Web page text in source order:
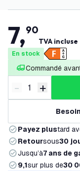
7,90
TVA incluse
En stock
Commandé
Diminuer la
- +
Payez plustard
Retoursous30
Jusqu’à7 ans de
9,1sur plus de30